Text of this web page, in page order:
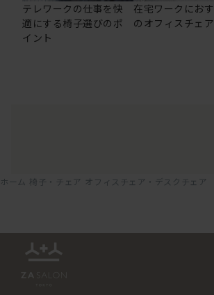
テレワークの仕事を快
適にする椅子選びのポ
イント
在宅ワークにお
のオフィスチェ
ホーム 椅子・チェア オフィスチェア・デスクチェア